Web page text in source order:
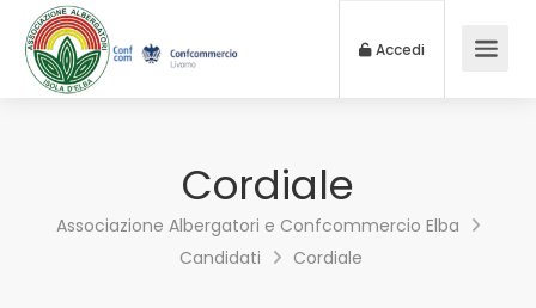
Accedi
Cordiale
Associazione Albergatori e Confcommercio Elba
Candidati
Cordiale